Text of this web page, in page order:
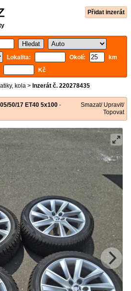
Přidat inzerát
Lokalita:
Okolí:
km
Kč
kola > Inzerát č. 220278435
50/17 ET40 5x100 -
Smazat/ Upravit/
Topovat